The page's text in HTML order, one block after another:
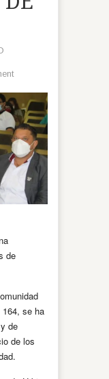
de
se ha
de
de los